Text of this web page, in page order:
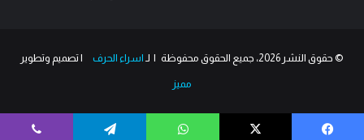
© حقوق النشر 2026، جميع الحقوق محفوظة | لـ اسراء الحرف | تصميم وتطوير
مميز